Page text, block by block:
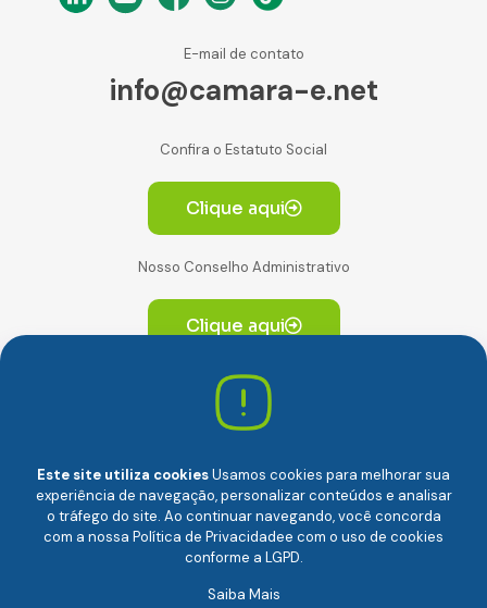
E-mail de contato
info@camara-e.net
Confira o Estatuto Social
Clique aqui
Nosso Conselho Administrativo
Clique aqui
Av. Paulista, 2064. Conjunto 14, (Edifício Paulista) -
CEP 01310-928 Consolação – São Paulo/SP
Câmara Brasileira da Economia Digital (camara-e.net) |
Este site utiliza cookiesUsamos cookies para melhorar sua
experiência de navegação, personalizar conteúdos e analisar
o tráfego do site. Ao continuar navegando, você concorda
com a nossa Política de Privacidadee com o uso de cookies
conforme a LGPD.
Saiba Mais